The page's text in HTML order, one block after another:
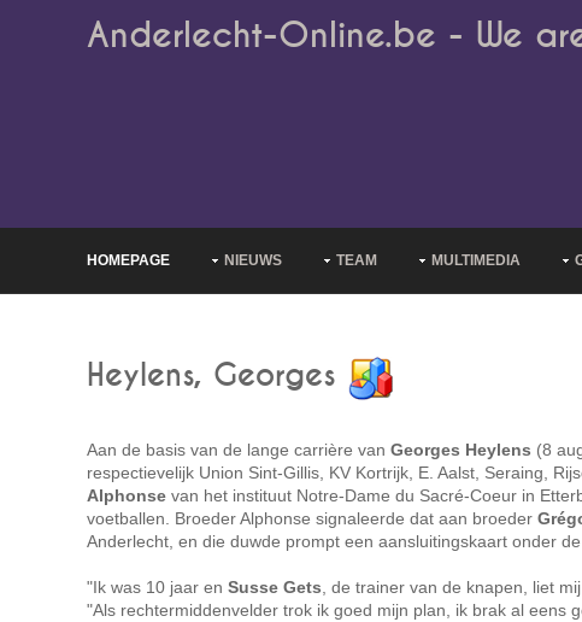
Anderlecht-Online.be - We
HOMEPAGE NIEUWS TEAM MULTIMEDIA
Heylens, Georges
Aan de basis van de lange carrière van Georges Heylens (8
respectievelijk Union Sint-Gillis, KV Kortrijk, E. Aalst, Seraing,
Alphonse van het instituut Notre-Dame du Sacré-Coeur in
voetballen. Broeder Alphonse signaleerde dat aan broeder
Anderlecht, en die duwde prompt een aansluitingskaart onder
"Ik was 10 jaar en Susse Gets , de trainer van de knapen, liet
"Als rechtermiddenvelder trok ik goed mijn plan, ik brak al eens